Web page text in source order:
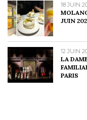
18 JUIN
JUIN
12 JUIN
LA
PARIS